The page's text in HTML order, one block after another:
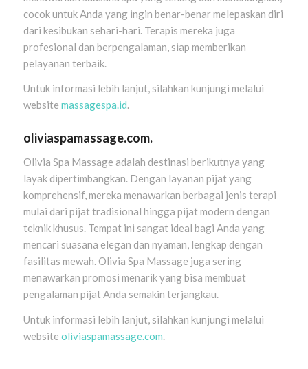
cocok untuk Anda yang ingin benar-benar melepaskan diri
dari kesibukan sehari-hari. Terapis mereka juga
profesional dan berpengalaman, siap memberikan
pelayanan terbaik.
Untuk informasi lebih lanjut, silahkan kunjungi melalui
website massagespa.id.
oliviaspamassage.com.
Olivia Spa Massage adalah destinasi berikutnya yang
layak dipertimbangkan. Dengan layanan pijat yang
komprehensif, mereka menawarkan berbagai jenis terapi
mulai dari pijat tradisional hingga pijat modern dengan
teknik khusus. Tempat ini sangat ideal bagi Anda yang
mencari suasana elegan dan nyaman, lengkap dengan
fasilitas mewah. Olivia Spa Massage juga sering
menawarkan promosi menarik yang bisa membuat
pengalaman pijat Anda semakin terjangkau.
Untuk informasi lebih lanjut, silahkan kunjungi melalui
website oliviaspamassage.com.